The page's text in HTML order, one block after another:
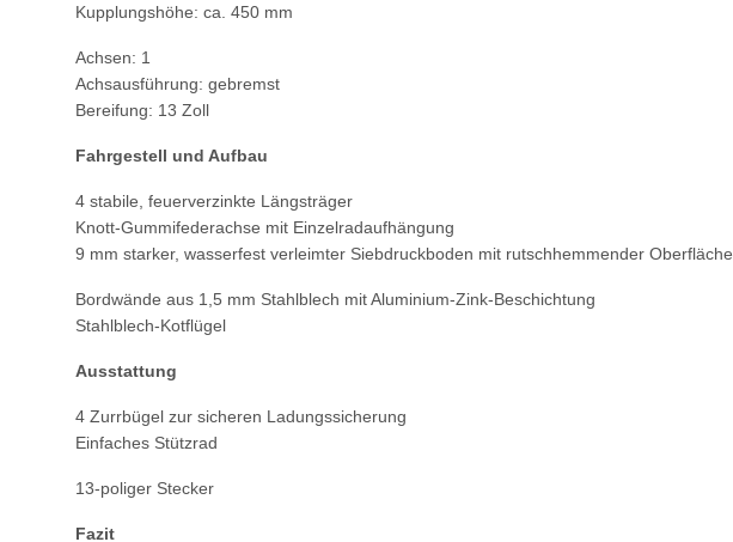
Kupplungshöhe: ca. 450 mm
Achsen: 1
Achsausführung: gebremst
Bereifung: 13 Zoll
Fahrgestell und Aufbau
4 stabile, feuerverzinkte Längsträger
Knott-Gummifederachse mit Einzelradaufhängung
9 mm starker, wasserfest verleimter Siebdruckboden mit rutschhemmender Oberfläche
Bordwände aus 1,5 mm Stahlblech mit Aluminium-Zink-Beschichtung
Stahlblech-Kotflügel
Ausstattung
4 Zurrbügel zur sicheren Ladungssicherung
Einfaches Stützrad
13-poliger Stecker
Fazit